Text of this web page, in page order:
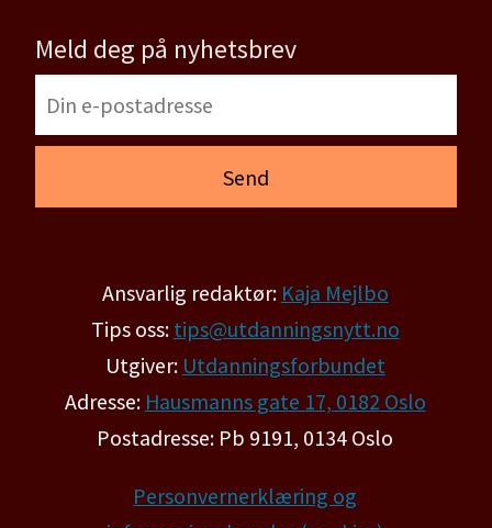
Meld deg på nyhetsbrev
Ansvarlig redaktør: Kaja Mejlbo
Tips oss: tips@utdanningsnytt.no
Utgiver: Utdanningsforbundet
Adresse: Hausmanns gate 17, 0182 Oslo
Postadresse: Pb 9191, 0134 Oslo
Personvernerklæring og